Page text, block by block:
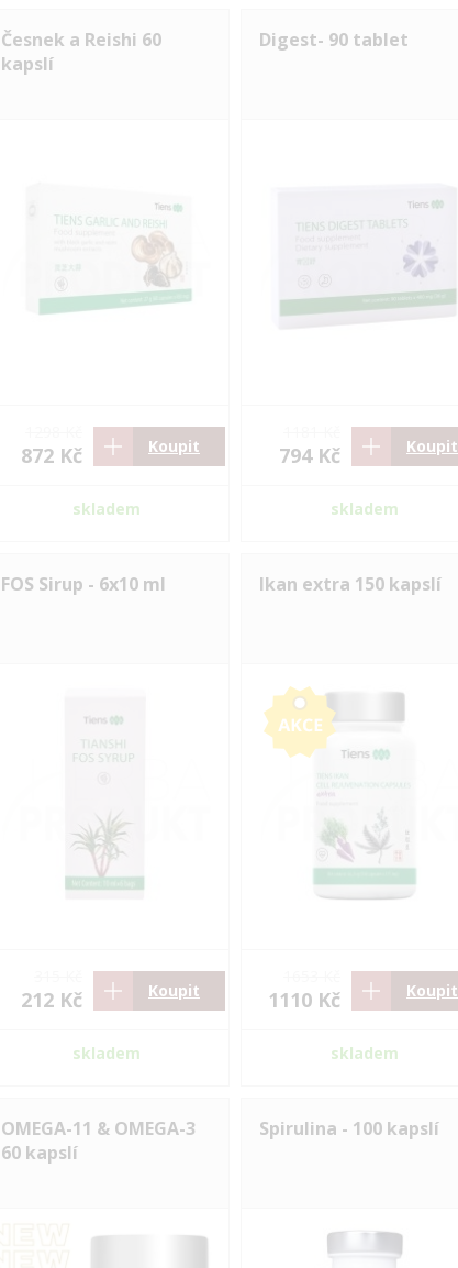
Česnek a Reishi 60
kapslí
872 Kč Koupit
skladem
Digest- 90 tablet
794 Kč Koupit
skladem
FOS Sirup - 6x10 ml
212 Kč Koupit
skladem
Ikan extra 150 kapslí
1110 Kč Koupit
skladem
OMEGA-11 & OMEGA-3
60 kapslí
Spirulina - 100 kapslí